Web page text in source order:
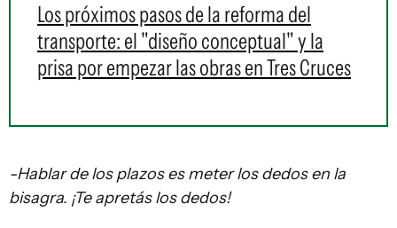
Los próximos pasos de la reforma del
transporte: el "diseño conceptual" y la
prisa por empezar las obras en Tres Cruces
-Hablar de los plazos es meter los dedos en la
bisagra. ¡Te apretás los dedos!